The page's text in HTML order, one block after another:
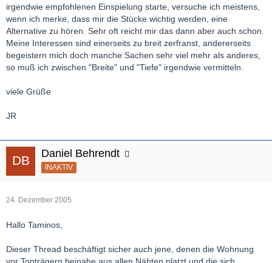
irgendwie empfohlenen Einspielung starte, versuche ich meistens,
wenn ich merke, dass mir die Stücke wichtig werden, eine
Alternative zu hören. Sehr oft reicht mir das dann aber auch schon.
Meine Interessen sind einerseits zu breit zerfranst, andererseits
begeistern mich doch manche Sachen sehr viel mehr als anderes,
so muß ich zwischen "Breite" und "Tiefe" irgendwie vermitteln.
viele Grüße
JR
Daniel Behrendt
INAKTIV
24. Dezember 2005
Hallo Taminos,
Dieser Thread beschäftigt sicher auch jene, denen die Wohnung
vor Tonträgern beinahe aus allen Nähten platzt und die sich